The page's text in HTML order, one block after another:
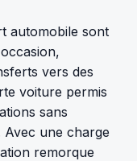
automobile sont
vers des
voiture permis
sans
Avec une charge
remorque